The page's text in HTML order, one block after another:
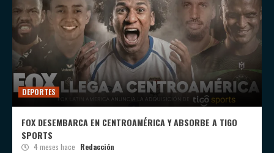
DEPORTES
FOX DESEMBARCA EN CENTROAMÉRICA Y ABSORBE A TIGO
SPORTS
4 meses hace Redacción